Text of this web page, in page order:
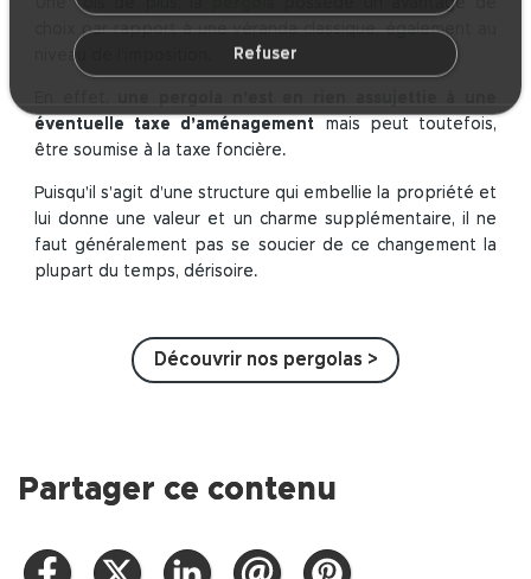
Refuser
Une fois de plus, la
possède un avantage de
choix par rapport à une véranda classique, également au
niveau de l’imposition.
éventuelle taxe d’aménagement mais peut toutefois,
être soumise à la taxe foncière.
Puisqu’il s’agit d’une structure qui embellie la propriété et
lui donne une valeur et un charme supplémentaire, il ne
faut généralement pas se soucier de ce changement la
plupart du temps, dérisoire.
Découvrir nos pergolas >
Partager ce contenu